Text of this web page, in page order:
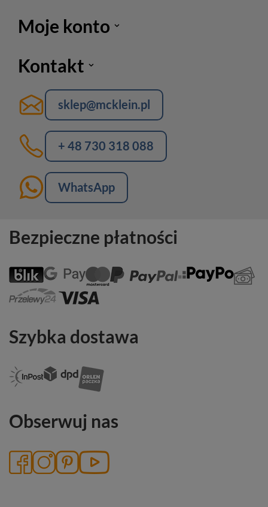
Moje konto
Kontakt
sklep@mcklein.pl
+ 48 730 318 088
WhatsApp
Bezpieczne płatności
Szybka dostawa
Obserwuj nas